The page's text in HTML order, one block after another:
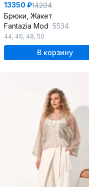
13350 ₽14204
Брюки, Жакет
Fantazia Mod 5534
44, 46, 48, 50
В корзину